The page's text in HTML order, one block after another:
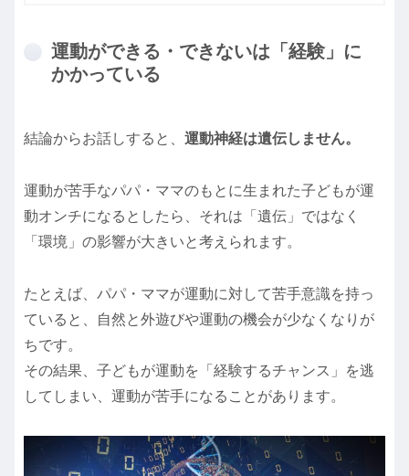
運動ができる・できないは「経験」に
かかっている
結論からお話しすると、 運動神経は遺伝しません。
運動が苦手なパパ・ママのもとに生まれた子どもが運
動オンチになるとしたら、それは「遺伝」ではなく
「環境」の影響が大きいと考えられます。
たとえば、パパ・ママが運動に対して苦手意識を持っ
ていると、自然と外遊びや運動の機会が少なくなりが
ちです。
その結果、子どもが運動を「経験するチャンス」を逃
してしまい、運動が苦手になることがあります。